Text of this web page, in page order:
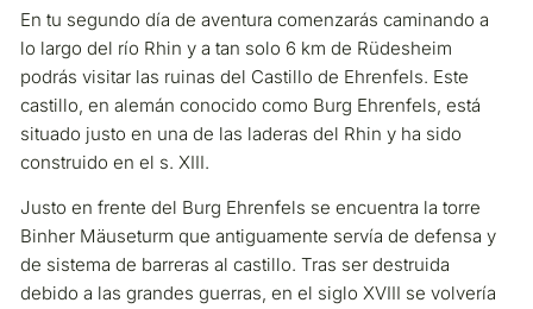
En tu segundo día de aventura comenzarás caminando a
lo largo del río Rhin y a tan solo 6 km de Rüdesheim
podrás visitar las ruinas del Castillo de Ehrenfels. Este
castillo, en alemán conocido como Burg Ehrenfels, está
situado justo en una de las laderas del Rhin y ha sido
construido en el s. XIII.
Justo en frente del Burg Ehrenfels se encuentra la torre
Binher Mäuseturm que antiguamente servía de defensa y
de sistema de barreras al castillo. Tras ser destruida
debido a las grandes guerras, en el siglo XVIII se volvería